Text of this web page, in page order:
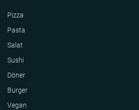
Pizza
Pasta
Salat
Sushi
Döner
Burger
Vegan